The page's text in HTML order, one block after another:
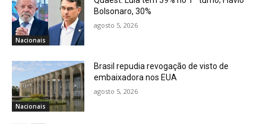
Nacionais
Bolsonaro, 30%
agosto 5, 2026
Nacionais
Brasil repudia revogação de visto de
embaixadora nos EUA
agosto 5, 2026